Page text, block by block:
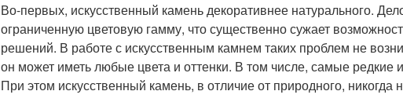
Во-первых, искусственный камень декоративнее натурального.
ограниченную цветовую гамму, что существенно сужает
решений. В работе с искусственным камнем таких проблем не
он может иметь любые цвета и оттенки. В том числе, самые
При этом искусственный камень, в отличие от природного, никогда